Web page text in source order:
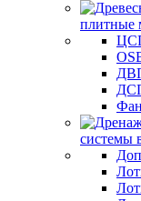
плитные
системы